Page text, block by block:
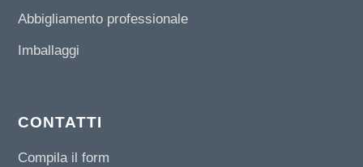
Abbigliamento professionale
Imballaggi
CONTATTI
Compila il form